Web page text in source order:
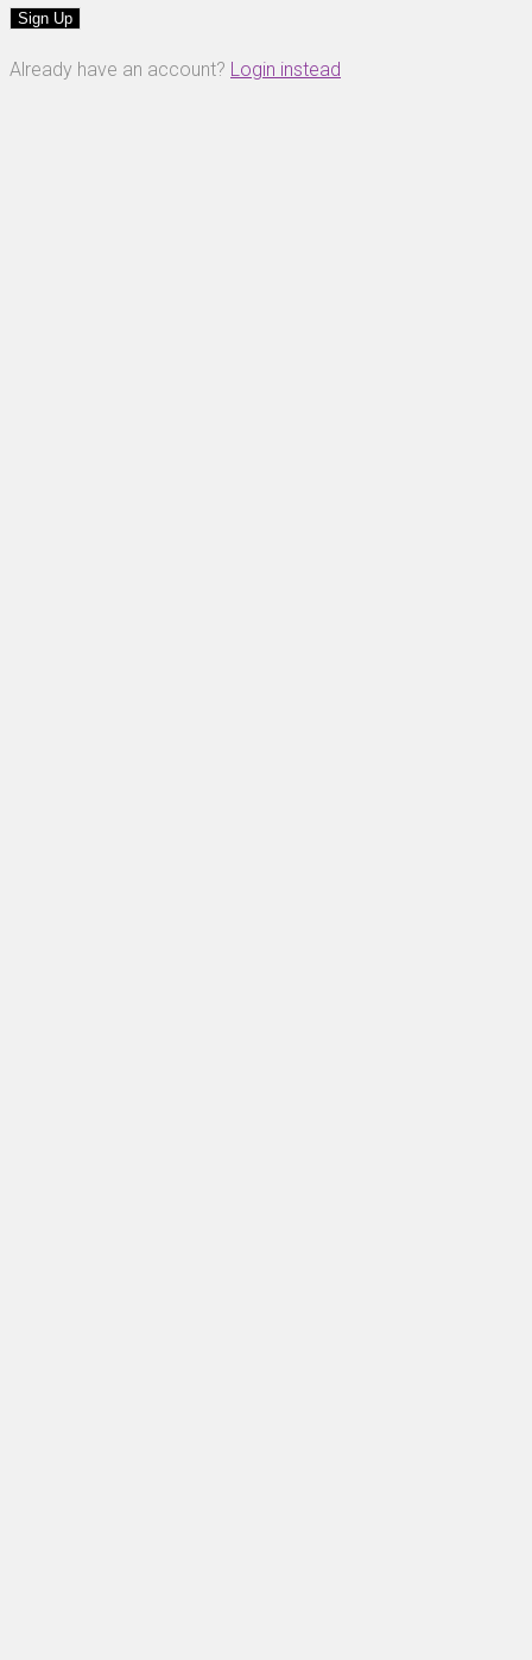
Already have an account? Login instead